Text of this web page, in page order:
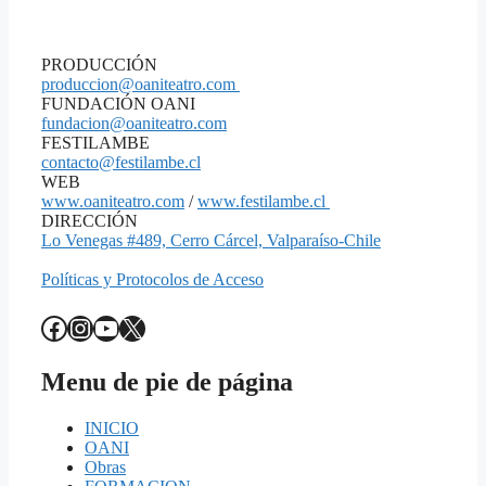
PRODUCCIÓN
produccion@oaniteatro.com
FUNDACIÓN OANI
fundacion@oaniteatro.com
FESTILAMBE
contacto@festilambe.cl
WEB
www.oaniteatro.com /www.festilambe.cl
DIRECCIÓN
Lo Venegas #489, Cerro Cárcel, Valparaíso-Chile
Políticas y Protocolos de Acceso
Facebook
Instagram
YouTube
X
Menu de pie de página
INICIO
OANI
Obras